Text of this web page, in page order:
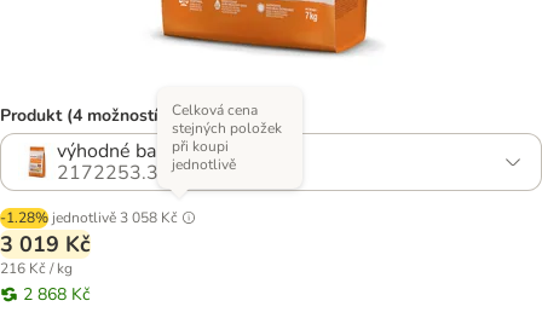
Produkt (4 možností)
výhodné balení: 2 x 7 kg
2172253.3
-1.28% jednotlivě 3 058 Kč
Celková cena
stejných položek
při koupi
jednotlivě
3 019 Kč
216 Kč / kg
2 868 Kč